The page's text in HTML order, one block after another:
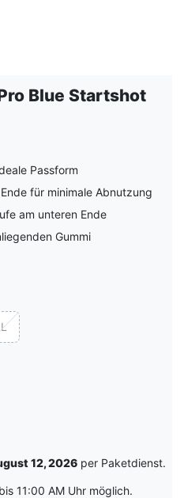
Blue Startshot
Passform
für minimale Abnutzung
am unteren Ende
Gummi
L
12, 2026 per Paketdienst.
11:00 AM Uhr möglich.